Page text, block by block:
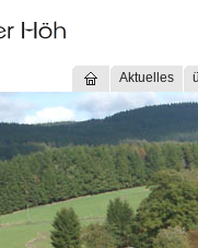
Aktuelles